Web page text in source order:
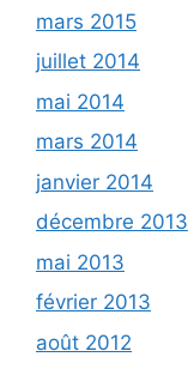
mars 2015
juillet 2014
mai 2014
mars 2014
janvier 2014
décembre 2013
mai 2013
février 2013
août 2012